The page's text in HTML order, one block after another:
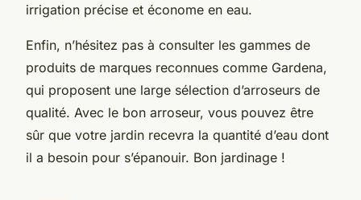
irrigation précise et économe en eau.
Enfin, n’hésitez pas à consulter les gammes de
produits de marques reconnues comme Gardena,
qui proposent une large sélection d’arroseurs de
qualité. Avec le bon arroseur, vous pouvez être
sûr que votre jardin recevra la quantité d’eau dont
il a besoin pour s’épanouir. Bon jardinage !